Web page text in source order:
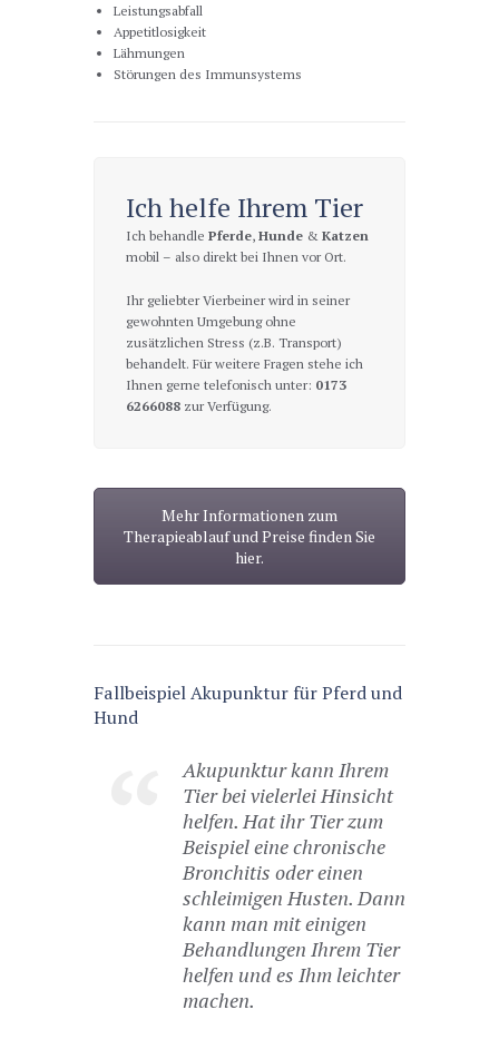
Leistungsabfall
Appetitlosigkeit
Lähmungen
Störungen des Immunsystems
Ich helfe Ihrem Tier
Ich behandle Pferde, Hunde & Katzen
mobil – also direkt bei Ihnen vor Ort.
Ihr geliebter Vierbeiner wird in seiner
gewohnten Umgebung ohne
zusätzlichen Stress (z.B. Transport)
behandelt. Für weitere Fragen stehe ich
Ihnen gerne telefonisch unter: 0173
6266088 zur Verfügung.
Mehr Informationen zum
Therapieablauf und Preise finden Sie
hier.
Fallbeispiel Akupunktur für Pferd und
Hund
Akupunktur kann Ihrem
Tier bei vielerlei Hinsicht
helfen. Hat ihr Tier zum
Beispiel eine chronische
Bronchitis oder einen
schleimigen Husten. Dann
kann man mit einigen
Behandlungen Ihrem Tier
helfen und es Ihm leichter
machen.